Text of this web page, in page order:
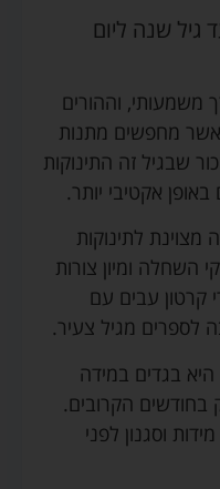
גיל שנה ליום
משמעותי, וההורים
מחפשים מתנות
שבגיל זה התינוקות
אקטיבי יותר.
לתינוקות
השחלה ומיון צורות
קרטון עבים עם
לספרים מגיל צעיר.
בגדים במידה
בחודשים הקרובים.
וסגנון לפני